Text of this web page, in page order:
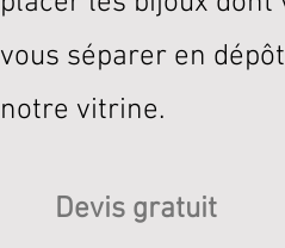
vous séparer en
notre vitrine.
Devis gratuit